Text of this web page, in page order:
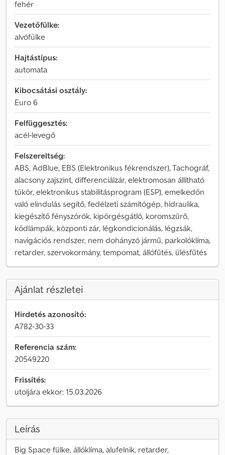
fehér
Vezetőfülke:
alvófülke
Hajtástípus:
automata
Kibocsátási osztály:
Euro 6
Felfüggesztés:
acél-levegő
Felszereltség:
ABS, AdBlue, EBS (Elektronikus fékrendszer), Tachográf,
alacsony zajszint, differenciálzár, elektromosan állítható
tükör, elektronikus stabilitásprogram (ESP), emelkedőn
való elindulás segítő, fedélzeti számítógép, hidraulika,
kiegészítő fényszórók, kipörgésgátló, koromszűrő,
ködlámpák, központi zár, légkondicionálás, légzsák,
navigációs rendszer, nem dohányzó jármű, parkolóklíma,
retarder, szervokormány, tempomat, állófűtés, ülésfűtés
Ajánlat részletei
Hirdetés azonosító:
A782-30-33
Referencia szám:
20549220
Frissítés:
utoljára ekkor: 15.03.2026
Leírás
Big Space fülke, állóklíma, alufelnik, retarder,